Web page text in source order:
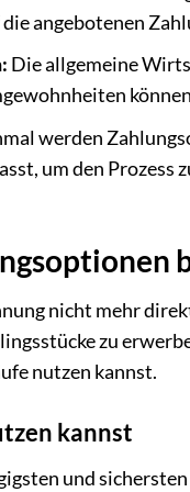
angebotenen
Die allgemeine
werden
um den
nicht mehr
zu
nutzen kannst.
kannst
und